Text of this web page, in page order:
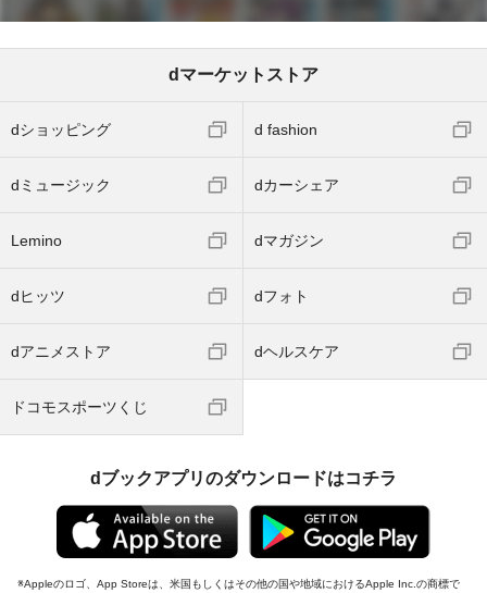
dマーケットストア
dショッピング d fashion
dミュージック dカーシェア
Lemino dマガジン
dヒッツ dフォト
dアニメストア dヘルスケア
ドコモスポーツくじ
dブックアプリのダウンロードはコチラ
Appleのロゴ、App Storeは、米国もしくはその他の国や地域におけるApple Inc.の商標で